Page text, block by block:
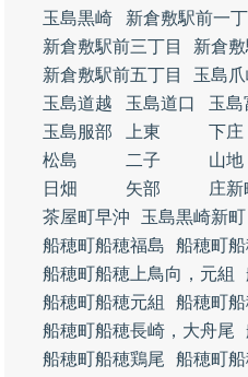
玉島黒崎
新倉敷駅前一丁
新倉敷駅前三丁目
新倉
新倉敷駅前五丁目
玉島
玉島道越
玉島道口 玉島
玉島服部
上東 下庄
松島
二子 山地
日畑
矢部 庄新
茶屋町早沖
玉島黒崎新町
船穂町船穂福島
船穂町
船穂町船穂上鳥向，元組
船穂町船穂元組
船穂町
船穂町船穂長崎，大舟尾
船穂町船穂鶏尾
船穂町